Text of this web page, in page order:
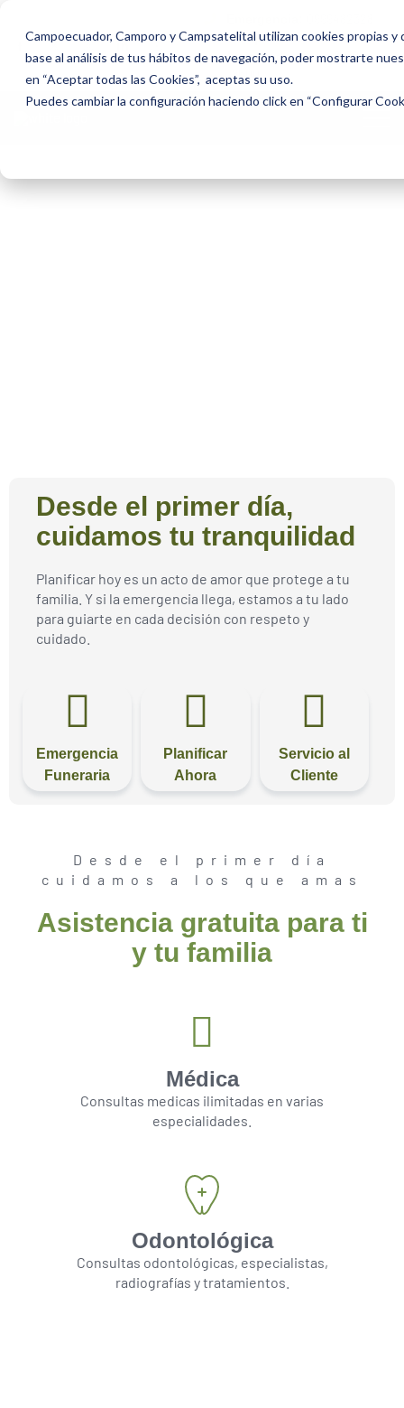
Campoecuador, Camporo y Campsatelital utilizan cookies propias
base al análisis de tus hábitos de navegación, poder mostrarte
en “Aceptar todas las Cookies”, aceptas su uso.
Puedes cambiar la configuración haciendo click en “Configurar
Camposantos abiertos de
lunes a domingo 8:00 a
18h00
Desde el primer día,
cuidamos tu tranquilidad
Planificar hoy es un acto de amor que protege a tu
familia. Y si la emergencia llega, estamos a tu lado
para guiarte en cada decisión con respeto y
cuidado.
Emergencia
Funeraria​
Planificar
Ahora
Servicio al
Cliente
Desde el primer día
cuidamos a los que amas
Asistencia gratuita para ti
y tu familia
Médica
Consultas medicas ilimitadas en varias
especialidades.
Odontológica
Consultas odontológicas, especialistas,
radiografías y tratamientos.